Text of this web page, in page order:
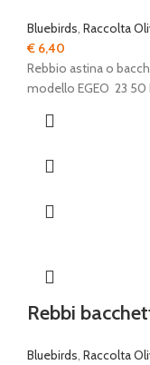
Bluebirds, Raccolta
€ 6,40
Rebbio astina o
modello EGEO 23
Rebbi
Bluebirds, Raccolta